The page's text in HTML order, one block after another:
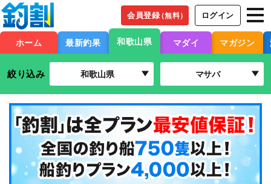
会員登録（無料） ログイン
ホーム 最新釣果 和歌山県 マダイ マガジン
絞り込み 和歌山県 マサバ